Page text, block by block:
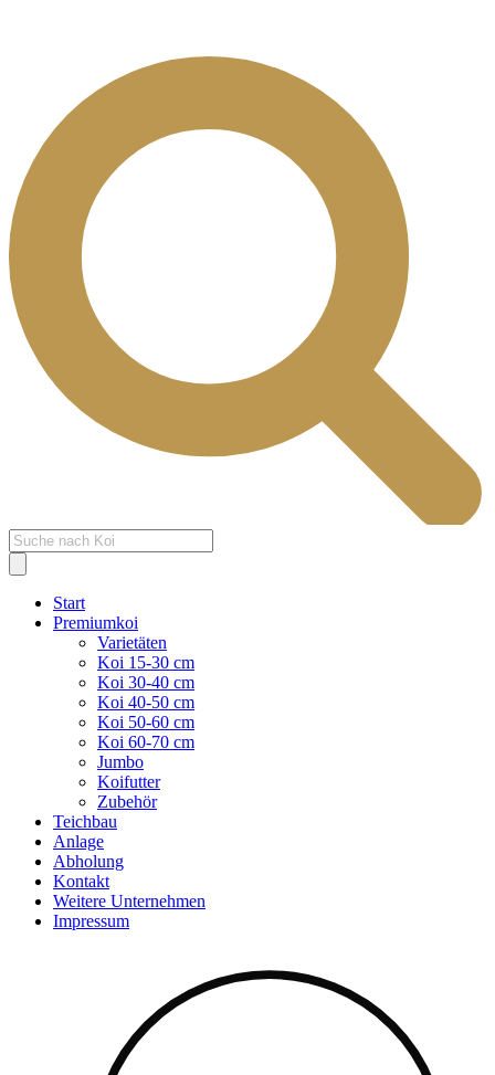
Products
search
Start
Premiumkoi
Varietäten
Koi 15-30 cm
Koi 30-40 cm
Koi 40-50 cm
Koi 50-60 cm
Koi 60-70 cm
Jumbo
Koifutter
Zubehör
Teichbau
Anlage
Abholung
Kontakt
Weitere Unternehmen
Impressum